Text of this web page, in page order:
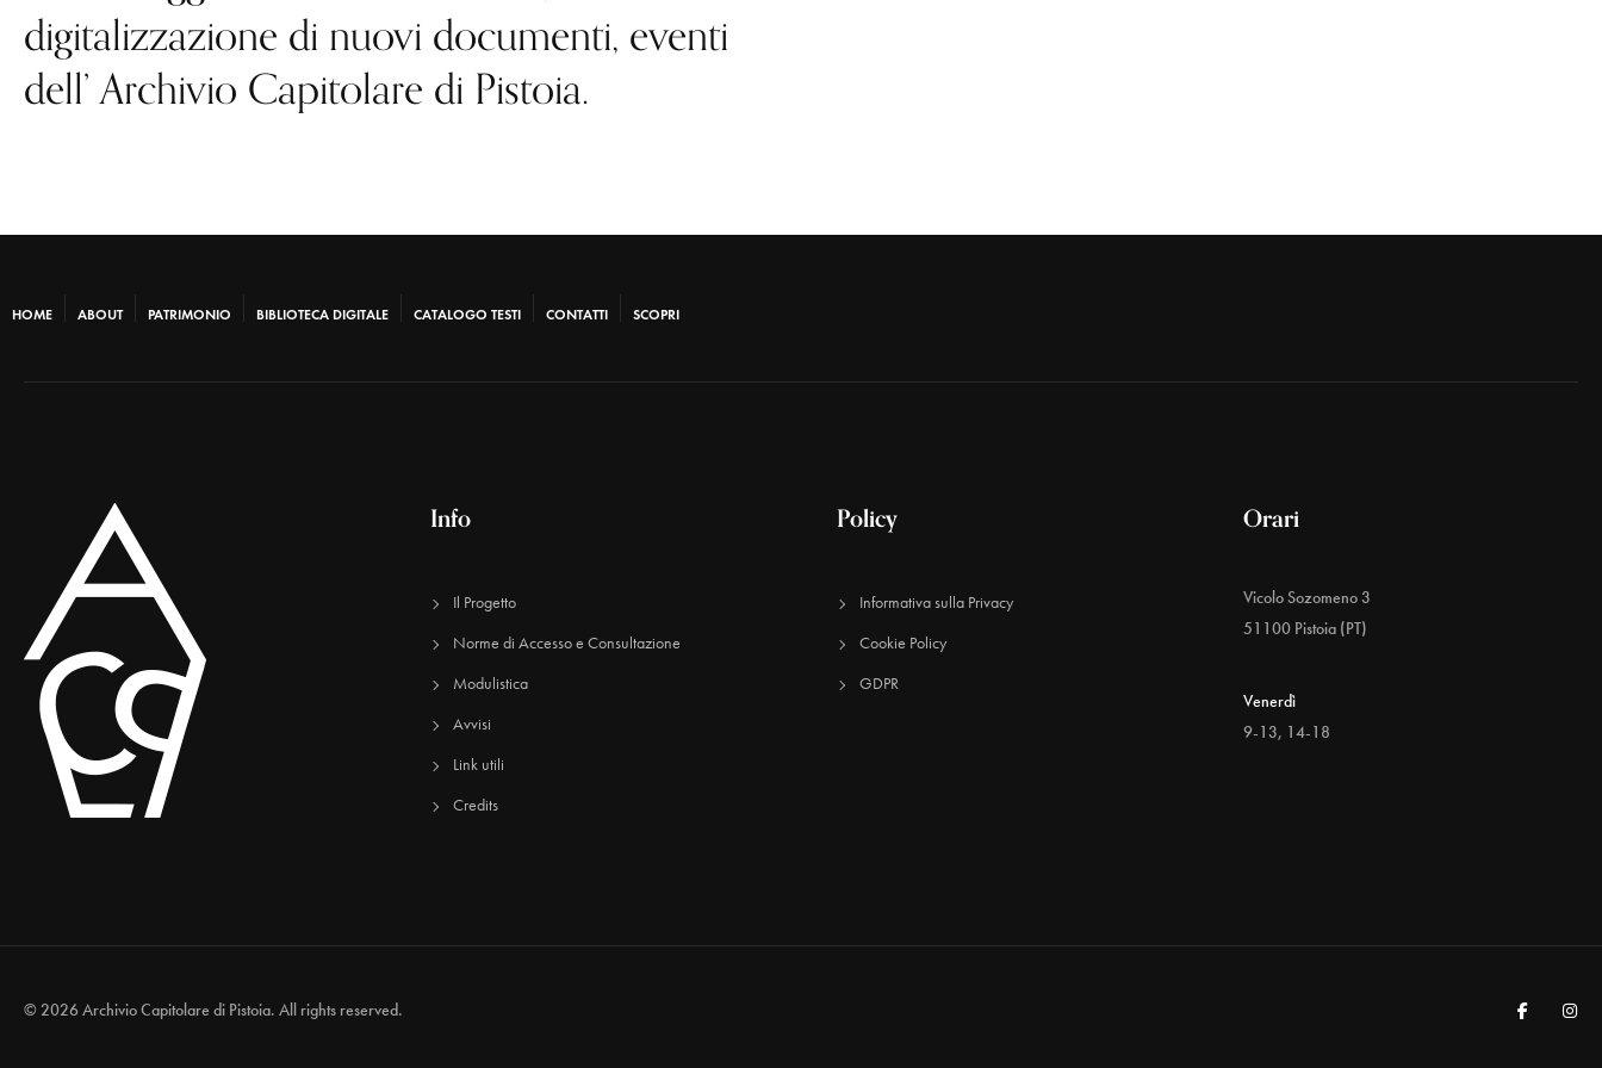
digitalizzazione di nuovi documenti, eventi
dell’ Archivio Capitolare di Pistoia.
HOME ABOUT PATRIMONIO BIBLIOTECA DIGITALE CATALOGO TESTI CONTATTI SCOPRI
Info
Il Progetto
Norme di Accesso e Consultazione
Modulistica
Avvisi
Link utili
Credits
Policy
Informativa sulla Privacy
Cookie Policy
GDPR
Orari
Vicolo Sozomeno 3
51100 Pistoia (PT)
Venerdì
9-13, 14-18
© 2026 Archivio Capitolare di Pistoia. All rights reserved.